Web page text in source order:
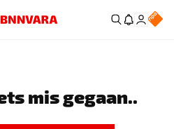
mis gegaan..